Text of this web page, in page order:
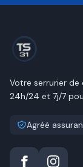
Votre serrurier de
24h/24 et 7j/7
Agréé